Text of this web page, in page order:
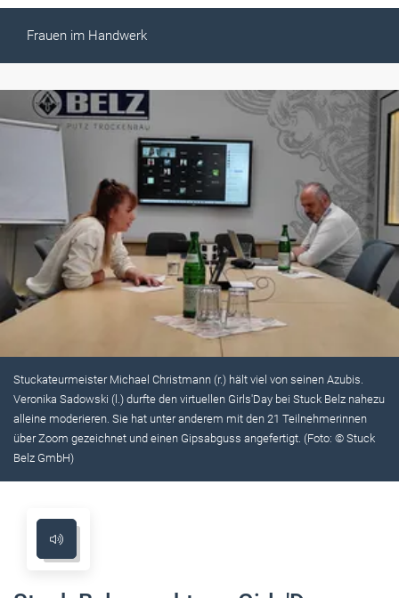
Frauen im Handwerk
Stuckateurmeister Michael Christmann (r.) hält viel von seinen Azubis.
Veronika Sadowski (l.) durfte den virtuellen Girls'Day bei Stuck Belz nahezu
alleine moderieren. Sie hat unter anderem mit den 21 Teilnehmerinnen
über Zoom gezeichnet und einen Gipsabguss angefertigt. (Foto: © Stuck
Belz GmbH)